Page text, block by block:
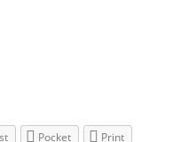
Pocket Print